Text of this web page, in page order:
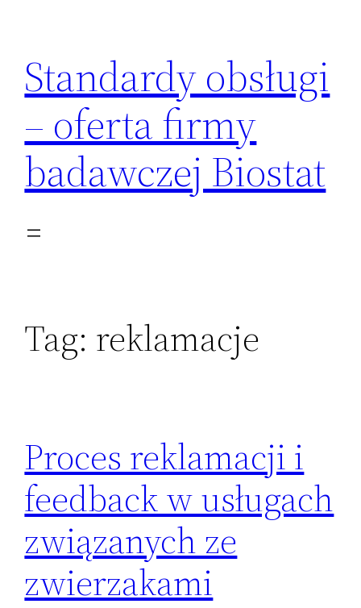
treści
Standardy obsługi
– oferta firmy
badawczej Biostat
Tag: reklamacje
Proces reklamacji i
feedback w usługach
związanych ze
zwierzakami